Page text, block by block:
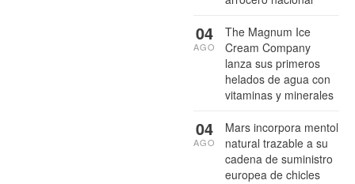
The Magnum Ice
Cream Company
lanza sus primeros
helados de agua con
vitaminas y minerales
04
AGO
Mars incorpora mentol
natural trazable a su
cadena de suministro
europea de chicles
04
AGO